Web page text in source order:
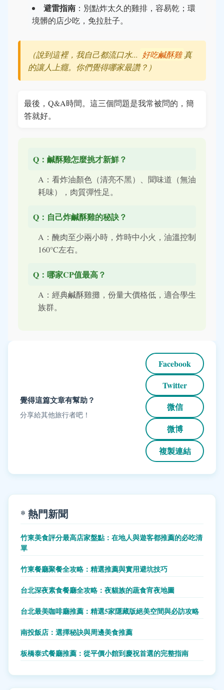
避雷指南 ：別點炸太久的雞排，容易乾；環
境髒的店少吃，免拉肚子。
（說到這裡，我自己都流口水... 好吃鹹酥雞真
的讓人上癮。你們覺得哪家最讚？）
最後，Q&A時間。這三個問題是我常被問的，簡
答就好。
Q：鹹酥雞怎麼挑才新鮮？
A：看炸油顏色（清亮不黑）、聞味道（無油
耗味），肉質彈性足。
Q：自己炸鹹酥雞的秘訣？
A：醃肉至少兩小時，炸時中小火，油溫控制
160°C左右。
Q：哪家CP值最高？
A：經典鹹酥雞攤，份量大價格低，適合學生
族群。
覺得這篇文章有幫助？
分享給其他旅行者吧！
Facebook
Twitter
微信
微博
複製連結
* 熱門新聞
竹東美食評分最高店家盤點：在地人與遊客都推薦的必吃清
單
竹東餐廳聚餐全攻略：精選推薦與實用避坑技巧
台北深夜素食餐廳全攻略：夜貓族的蔬食宵夜地圖
台北最美咖啡廳推薦：精選5家隱藏版絕美空間與必訪攻略
南投飯店：選擇秘訣與周邊美食推薦
板橋泰式餐廳推薦：從平價小館到慶祝首選的完整指南